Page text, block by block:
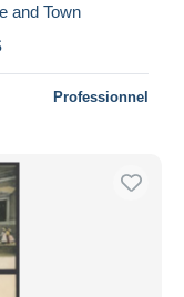
and Town
Professionnel